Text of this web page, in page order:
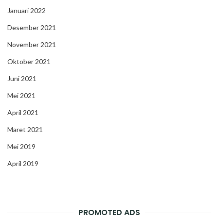
Januari 2022
Desember 2021
November 2021
Oktober 2021
Juni 2021
Mei 2021
April 2021
Maret 2021
Mei 2019
April 2019
PROMOTED ADS